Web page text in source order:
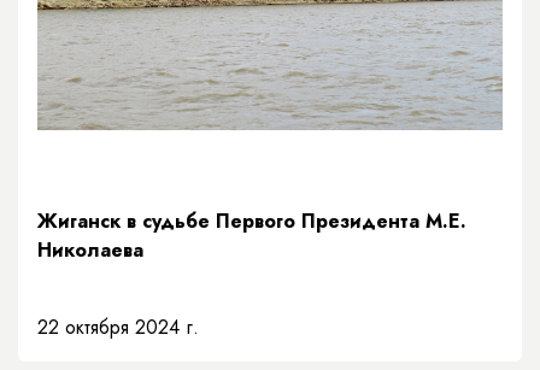
Жиганск в судьбе Первого Президента М.Е.
Николаева
22 октября 2024 г.